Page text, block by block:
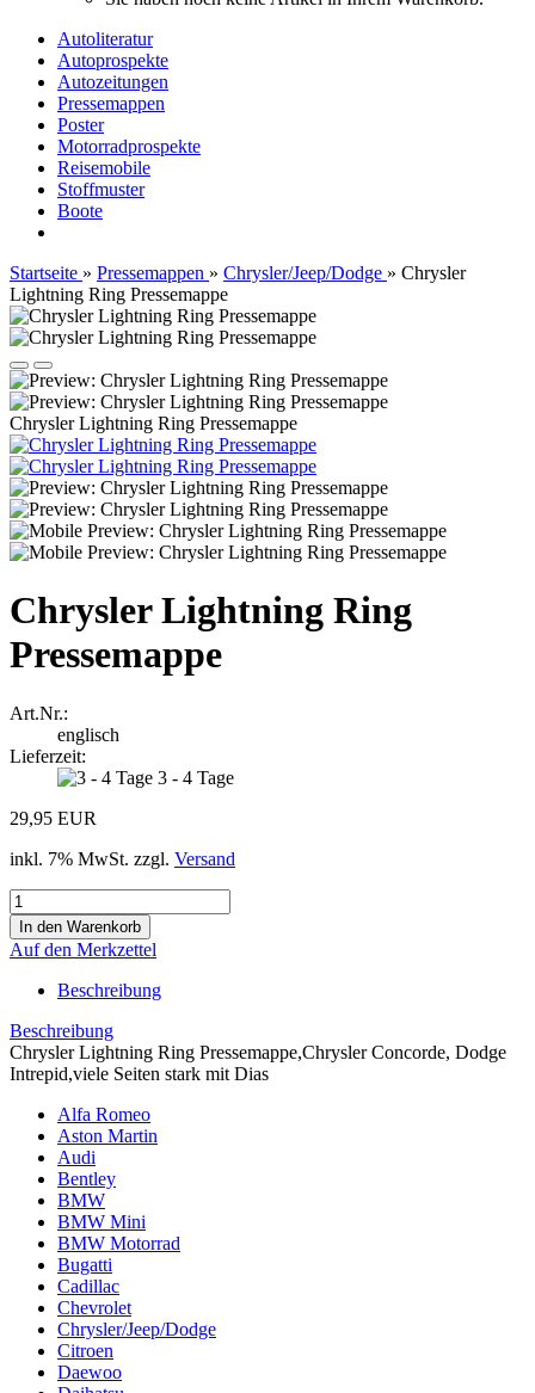
Autoliteratur
Autoprospekte
Autozeitungen
Pressemappen
Poster
Motorradprospekte
Reisemobile
Stoffmuster
Boote
Startseite » Pressemappen » Chrysler/Jeep/Dodge » Chrysler
Lightning Ring Pressemappe
Chrysler Lightning Ring Pressemappe
Chrysler Lightning Ring
Pressemappe
Art.Nr.:
englisch
Lieferzeit:
3 - 4 Tage
29,95 EUR
inkl. 7% MwSt. zzgl. Versand
Auf den Merkzettel
Beschreibung
Beschreibung
Chrysler Lightning Ring Pressemappe,Chrysler Concorde, Dodge
Intrepid,viele Seiten stark mit Dias
Alfa Romeo
Aston Martin
Audi
Bentley
BMW
BMW Mini
BMW Motorrad
Bugatti
Cadillac
Chevrolet
Chrysler/Jeep/Dodge
Citroen
Daewoo